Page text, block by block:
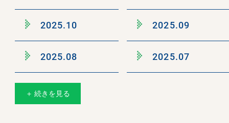
2025.10 2025.09
2025.08 2025.07
＋ 続きを見る